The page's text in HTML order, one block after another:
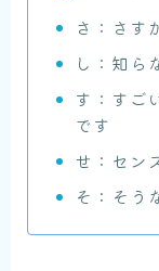
さ：さす
し：知ら
す：すご
です
せ：セン
そ：そう